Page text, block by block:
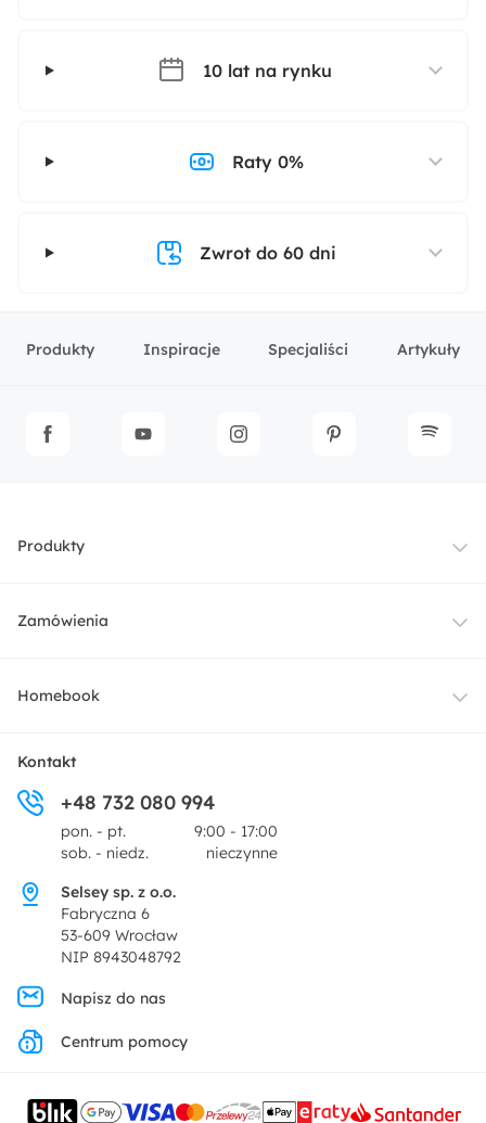
10 lat na rynku
Raty 0%
Zwrot do 60 dni
Produkty Inspiracje Specjaliści Artykuły
Produkty
Meble
Dekoracje i akcesoria
Promocje
Zamówienia
Dostawa
Zwroty
Pytania i odpowiedzi
Homebook
O nas
Centrum prasowe
Regulamin
Polityka prywatności
Ustawienia prywatności
Kontakt
Kontakt
+48 732 080 994
pon. - pt.
9:00 - 17:00
sob. - niedz.
nieczynne
Selsey sp. z o.o.
Fabryczna 6
53-609 Wrocław
NIP 8943048792
Napisz do nas
Centrum pomocy